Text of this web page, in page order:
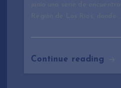
Continue reading